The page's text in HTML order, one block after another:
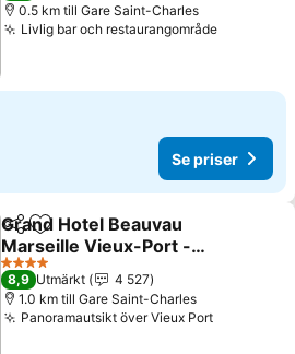
0.5 km till Gare Saint-Charles
Livlig bar och restaurangområde
Se priser
Dela Lägg till i Mina Favoriter
Grand Hotel Beauvau
Marseille Vieux-Port -
MGallery Collection
4 Stjärnor
8,9 Utmärkt
4 527
1.0 km till Gare Saint-Charles
Panoramautsikt över Vieux Port